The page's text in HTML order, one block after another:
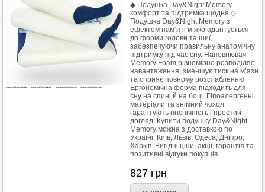
◆ Подушка Day&Night Memory —
комфорт та підтримка щодня ◇
Подушка Day&Night Memory з
ефектом пам’яті м’яко адаптується
до форми голови та шиї,
забезпечуючи правильну анатомічну
підтримку під час сну. Наповнювач
Memory Foam рівномірно розподіляє
навантаження, зменшує тиск на м’язи
та сприяє повному розслабленню.
Ергономічна форма підходить для
сну на спині й на боці. Гіпоалергенні
матеріали та знімний чохол
гарантують гігієнічність і простий
догляд. Купити подушку Day&Night
Memory можна з доставкою по
Україні: Київ, Львів, Одеса, Дніпро,
Харків. Вигідні ціни, акції, гарантія та
позитивні відгуки покупців.
827 грн